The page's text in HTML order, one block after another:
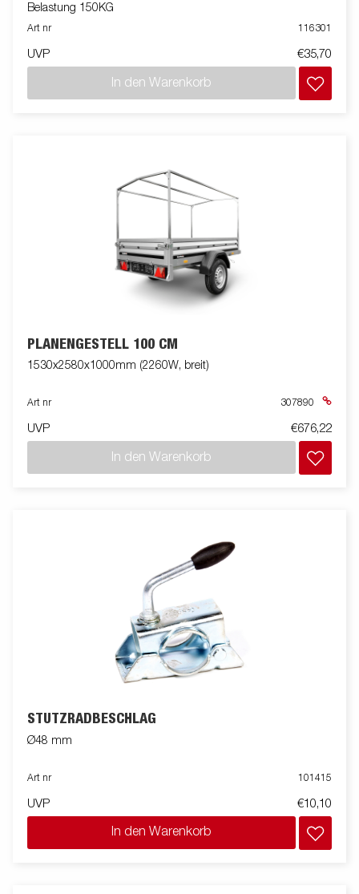
Belastung 150KG
Art nr 116301
UVP €35,70
In den Warenkorb
PLANENGESTELL 100 CM
1530x2580x1000mm (2260W, breit)
Art nr 307890
UVP €676,22
In den Warenkorb
STÜTZRADBESCHLAG
Ø48 mm
Art nr 101415
UVP €10,10
In den Warenkorb